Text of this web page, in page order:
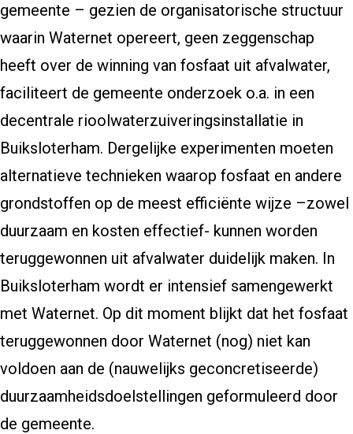
gemeente – gezien de organisatorische structuur
waarin Waternet opereert, geen zeggenschap
heeft over de winning van fosfaat uit afvalwater,
faciliteert de gemeente onderzoek o.a. in een
decentrale rioolwaterzuiveringsinstallatie in
Buiksloterham. Dergelijke experimenten moeten
alternatieve technieken waarop fosfaat en andere
grondstoffen op de meest efficiënte wijze –zowel
duurzaam en kosten effectief- kunnen worden
teruggewonnen uit afvalwater duidelijk maken. In
Buiksloterham wordt er intensief samengewerkt
met Waternet. Op dit moment blijkt dat het fosfaat
teruggewonnen door Waternet (nog) niet kan
voldoen aan de (nauwelijks geconcretiseerde)
duurzaamheidsdoelstellingen geformuleerd door
de gemeente.